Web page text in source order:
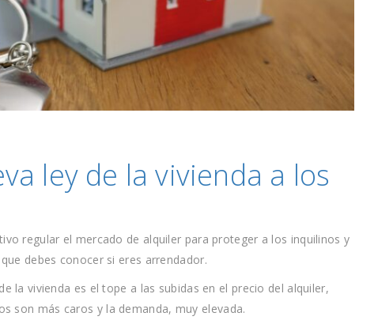
ley de la vivienda a los
regular el mercado de alquiler para proteger a los inquilinos y
debes conocer si eres arrendador.
la vivienda es el tope a las subidas en el precio del alquiler,
son más caros y la demanda, muy elevada.